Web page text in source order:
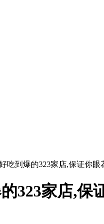
吃到爆的323家店,保证你眼
323家店,保